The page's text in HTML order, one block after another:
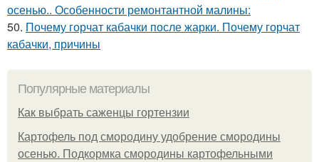
осенью.. Особенности ремонтантной малины:
50. Почему горчат кабачки после жарки. Почему горчат
кабачки, причины
Популярные материалы
Как выбрать саженцы гортензии
Картофель под смородину удобрение смородины
осенью. Подкормка смородины картофельными